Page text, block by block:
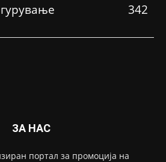
342
ЗА НАС
портал за промоција на